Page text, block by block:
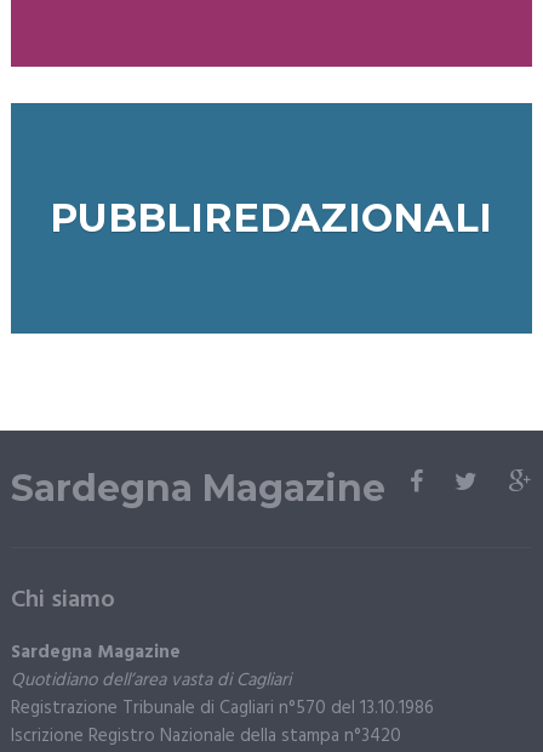
PUBBLIREDAZIONALI
Sardegna Magazine
Chi siamo
Sardegna Magazine
Quotidiano dell’area vasta di Cagliari
Registrazione Tribunale di Cagliari n°570 del 13.10.1986
Iscrizione Registro Nazionale della stampa n°3420